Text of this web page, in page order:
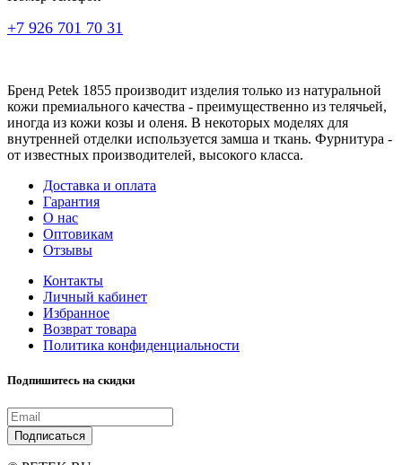
+7 926 701 70 31
Бренд Petek 1855 производит изделия только из натуральной
кожи премиального качества - преимущественно из телячьей,
иногда из кожи козы и оленя. В некоторых моделях для
внутренней отделки используется замша и ткань. Фурнитура -
от известных производителей, высокого класса.
Доставка и оплата
Гарантия
О нас
Оптовикам
Отзывы
Контакты
Личный кабинет
Избранное
Возврат товара
Политика конфиденциальности
Подпишитесь на скидки
Подписаться